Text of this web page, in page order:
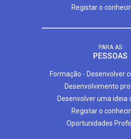
Registar o
PARA AS
PESSOAS
Formação - Desenvolver
Desenvolvimento
Desenvolver uma ideia
Registar o
Oportunidades